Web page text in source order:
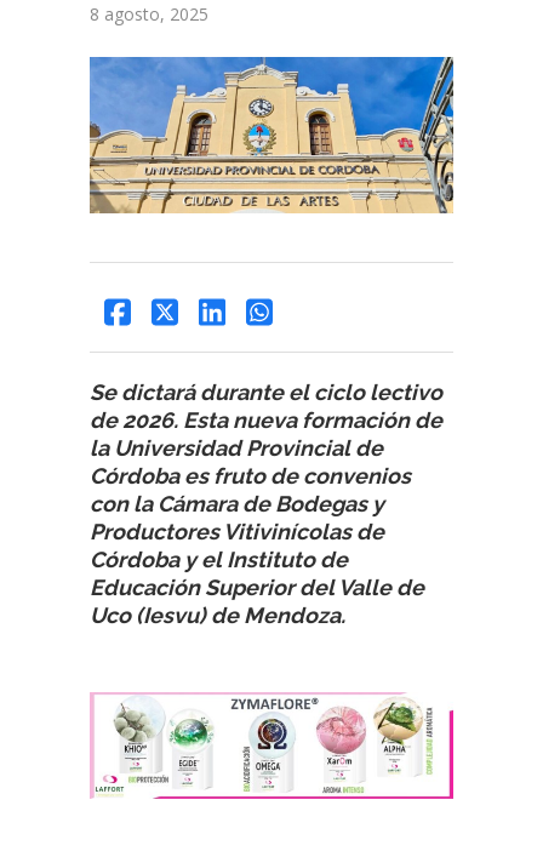
8 agosto, 2025
Se dictará durante el ciclo lectivo
de 2026. Esta nueva formación de
la Universidad Provincial de
Córdoba es fruto de convenios
con la Cámara de Bodegas y
Productores Vitivinícolas de
Córdoba y el Instituto de
Educación Superior del Valle de
Uco (Iesvu) de Mendoza.